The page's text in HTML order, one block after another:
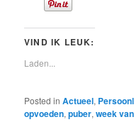
VIND IK LEUK:
Laden...
Posted in Actueel,
opvoeden,puber,week